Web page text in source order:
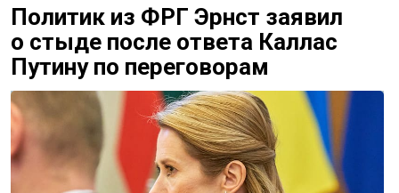
Политик из ФРГ Эрнст заявил
о стыде после ответа Каллас
Путину по переговорам